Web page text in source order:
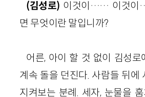
(김성로) 이것이…… 이것이
면 무엇이란 말입니까?
어른, 아이 할 것 없이 김성로
계속 돌을 던진다. 사람들 뒤에
지켜보는 분례. 세자, 눈물을